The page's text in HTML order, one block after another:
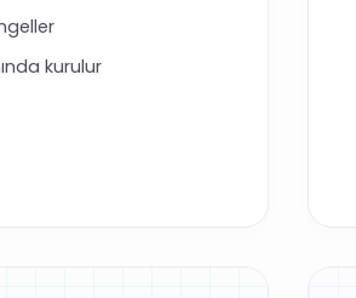
kurulur